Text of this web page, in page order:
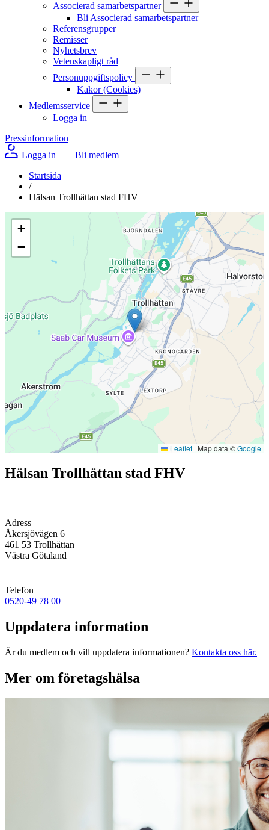
Associerad samarbetspartner
Bli Associerad samarbetspartner
Referensgrupper
Remisser
Nyhetsbrev
Vetenskapligt råd
Personuppgiftspolicy
Kakor (Cookies)
Medlemsservice
Logga in
Pressinformation
Logga in
Bli medlem
Startsida
/
Hälsan Trollhättan stad FHV
+
−
Leaflet | Map data ©Google
Hälsan Trollhättan stad FHV
Adress
Åkersjövägen 6
461 53 Trollhättan
Västra Götaland
Telefon
0520-49 78 00
Uppdatera information
Är du medlem och vill uppdatera informationen? Kontakta oss här.
Mer om företagshälsa